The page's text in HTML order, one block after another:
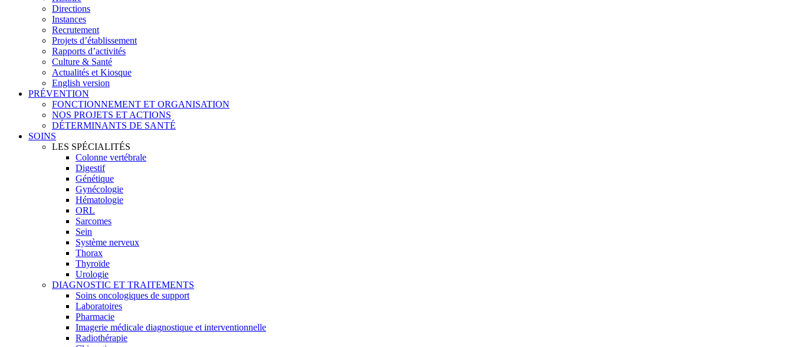
Directions
Instances
Recrutement
Projets d’établissement
Rapports d’activités
Culture & Santé
Actualités et Kiosque
English version
PRÉVENTION
FONCTIONNEMENT ET ORGANISATION
NOS PROJETS ET ACTIONS
DÉTERMINANTS DE SANTÉ
SOINS
LES SPÉCIALITÉS
Colonne vertébrale
Digestif
Génétique
Gynécologie
Hématologie
ORL
Sarcomes
Sein
Système nerveux
Thorax
Thyroïde
Urologie
DIAGNOSTIC ET TRAITEMENTS
Soins oncologiques de support
Laboratoires
Pharmacie
Imagerie médicale diagnostique et interventionnelle
Radiothérapie